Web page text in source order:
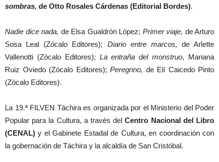
sombras, de Otto Rosales Cárdenas (Editorial Bordes).
Nadie dice nada, de Elsa Gualdrón López; Primer viaje, de Arturo
Sosa Leal (Zócalo Editores); Diario entre marcos, de Arlette
Vallenotti (Zócalo Editores); La entraña del monstruo, Mariana
Ruiz Oviedo (Zócalo Editores); Peregrino, de Elí Caicedo Pinto
(Zócalo Editores).
La 19.ª FILVEN Táchira es organizada por el Ministerio del Poder
Popular para la Cultura, a través delCentro Nacional del Libro
(CENAL) y el Gabinete Estadal de Cultura, en coordinación con
la gobernación de Táchira y la alcaldía de San Cristóbal.